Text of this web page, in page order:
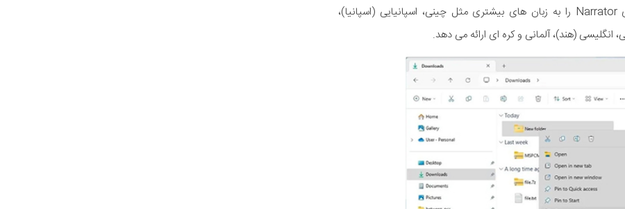
بیلد 26040 ویندوز 11 امکان استفاده از صداهای طبیعی برای Narrator را به زبان های بیشتری مثل چینی، اسپانیایی (اسپانیا)،
انگلیسی (هند)، آلمانی و کره ای ارائه می دهد.